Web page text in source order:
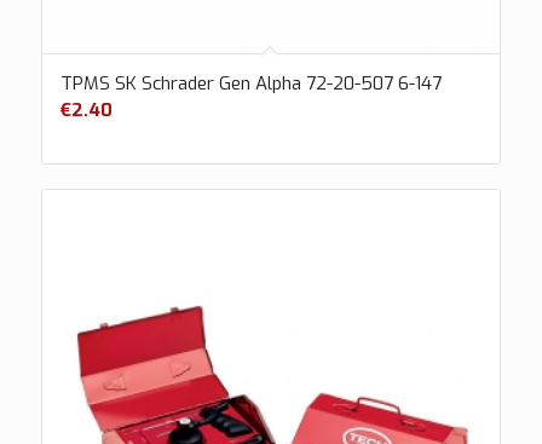
TPMS SK Schrader Gen Alpha 72-20-507 6-147
€2.40